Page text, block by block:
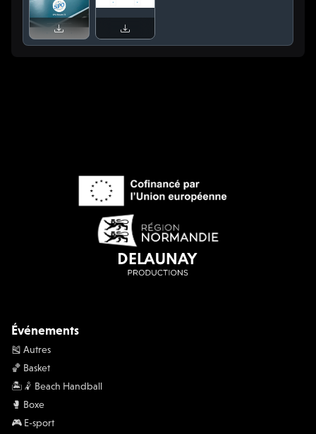
Événements
🎽 Autres
🏀 Basket
🏝️🤾 Beach Handball
🥊 Boxe
🎮 E-sport